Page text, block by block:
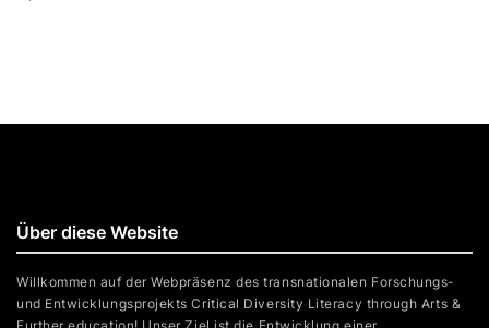
Über diese Website
Willkommen auf der Webpräsenz des transnationalen Forschungs-
und Entwicklungsprojekts Critical Diversity Literacy through Arts &